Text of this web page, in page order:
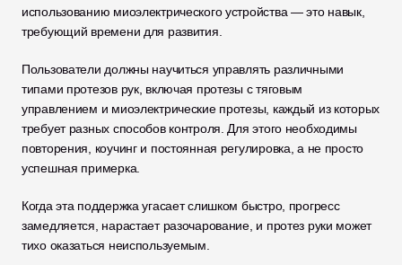
использованию миоэлектрического устройства — это навык,
требующий времени для развития.
Пользователи должны научиться управлять различными
типами протезов рук, включая протезы с тяговым
управлением и миоэлектрические протезы, каждый из которых
требует разных способов контроля. Для этого необходимы
повторения, коучинг и постоянная регулировка, а не просто
успешная примерка.
Когда эта поддержка угасает слишком быстро, прогресс
замедляется, нарастает разочарование, и протез руки может
тихо оказаться неиспользуемым.